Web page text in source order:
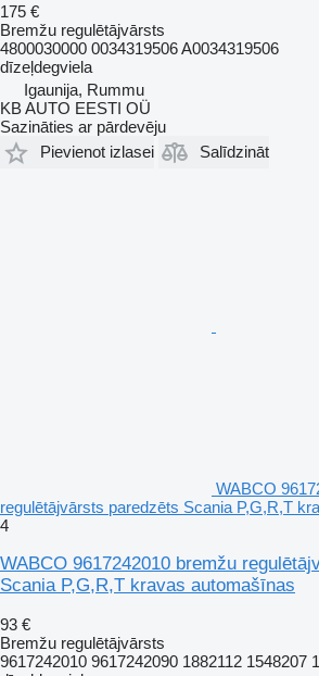
175 €
Bremžu regulētājvārsts
4800030000 0034319506 A0034319506
dīzeļdegviela
Igaunija, Rummu
KB AUTO EESTI OÜ
Sazināties ar pārdevēju
Pievienot izlasei
Salīdzināt
WABCO
regulētājvārsts paredzēts Scania P,G,R,T
4
WABCO 9617242010 bremžu
Scania P,G,R,T kravas automašīnas
93 €
Bremžu regulētājvārsts
9617242010 9617242090 1882112 1548207